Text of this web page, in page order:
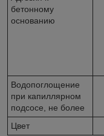
бетонному
основанию
Водопоглощение
при капиллярном
подсосе, не более
Цвет